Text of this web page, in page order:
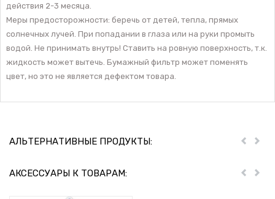
действия 2-3 месяца.
Меры предосторожности: беречь от детей, тепла, прямых
солнечных лучей. При попадании в глаза или на руки промыть
водой. Не принимать внутрь! Ставить на ровную поверхность, т.к.
жидкость может вытечь. Бумажный фильтр может поменять
цвет, но это не является дефектом товара.
АЛЬТЕРНАТИВНЫЕ ПРОДУКТЫ: Пред
АКСЕССУАРЫ К ТОВАРАМ: Пред